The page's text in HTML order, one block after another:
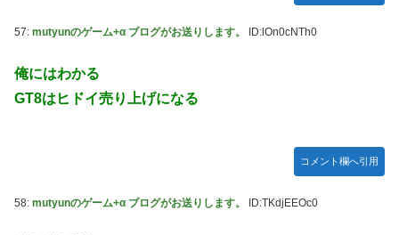
57: mutyunのゲーム+α ブログがお送りします。 ID:lOn0cNTh0
俺にはわかる
GT8はヒドイ売り上げになる
コメント欄へ引用
58: mutyunのゲーム+α ブログがお送りします。 ID:TKdjEEOc0